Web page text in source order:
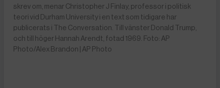
skrev om, menar Christopher J Finlay, professor i politisk
teori vid Durham University i en text som tidigare har
publicerats i The Conversation. Till vänster Donald Trump,
och till höger Hannah Arendt, fotad 1969. Foto: AP
Photo/Alex Brandon | AP Photo